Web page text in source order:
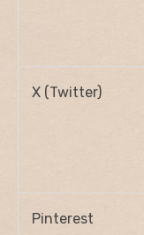
X (Twitter)
Pinterest